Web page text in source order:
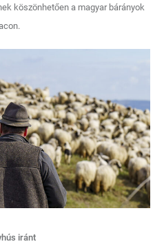
köszönhetően a magyar bárányok
iránt